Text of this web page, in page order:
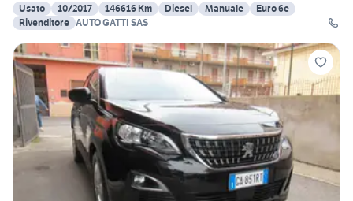
Usato
10/2017 146616 Km Diesel Manuale
Euro 6e
Rivenditore AUTO GATTI SAS